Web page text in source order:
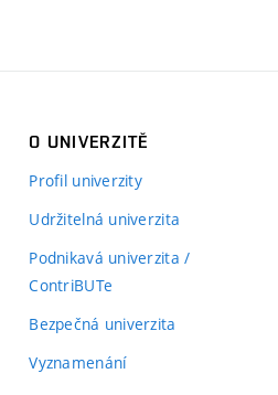
O UNIVERZITĚ
Profil univerzity
Udržitelná univerzita
Podnikavá univerzita /
ContriBUTe
Bezpečná univerzita
Vyznamenání